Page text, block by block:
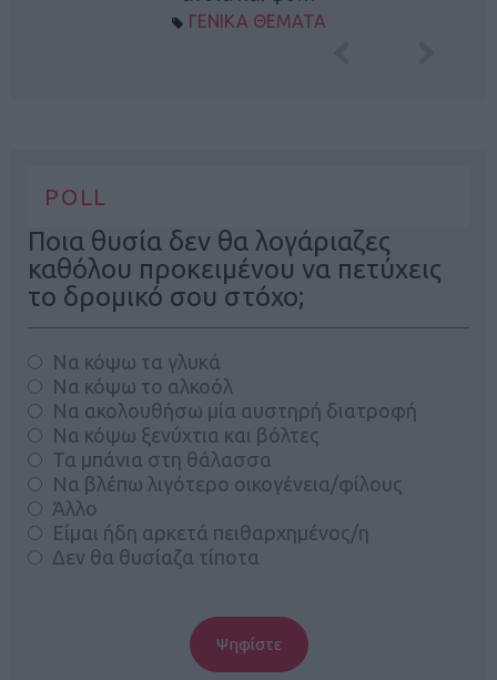
ΓΕΝΙΚΑ ΘΕΜΑΤΑ
POLL
Ποια θυσία δεν θα λογάριαζες
καθόλου προκειμένου να πετύχεις
το δρομικό σου στόχο;
Να κόψω τα γλυκά
Να κόψω το αλκοόλ
Να ακολουθήσω μία αυστηρή διατροφή
Να κόψω ξενύχτια και βόλτες
Τα μπάνια στη θάλασσα
Να βλέπω λιγότερο οικογένεια/φίλους
Άλλο
Είμαι ήδη αρκετά πειθαρχημένος/η
Δεν θα θυσίαζα τίποτα